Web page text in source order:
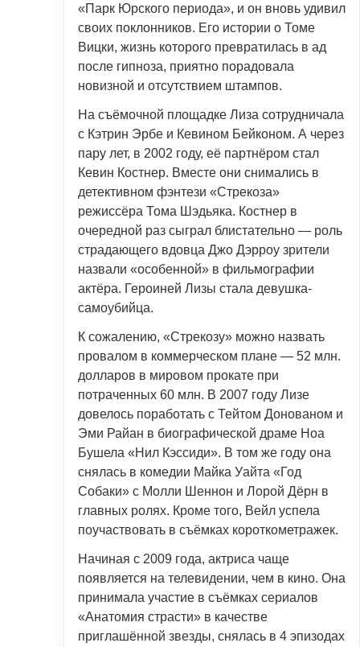
«Парк Юрского периода», и он вновь удивил
своих поклонников. Его истории о Томе
Вицки, жизнь которого превратилась в ад
после гипноза, приятно порадовала
новизной и отсутствием штампов.
На съёмочной площадке Лиза сотрудничала
с Кэтрин Эрбе и Кевином Бейконом. А через
пару лет, в 2002 году, её партнёром стал
Кевин Костнер. Вместе они снимались в
детективном фэнтези «Стрекоза»
режиссёра Тома Шэдьяка. Костнер в
очередной раз сыграл блистательно — роль
страдающего вдовца Джо Дэрроу зрители
назвали «особенной» в фильмографии
актёра. Героиней Лизы стала девушка-
самоубийца.
К сожалению, «Стрекозу» можно назвать
провалом в коммерческом плане — 52 млн.
долларов в мировом прокате при
потраченных 60 млн. В 2007 году Лизе
довелось поработать с Тейтом Донованом и
Эми Райан в биографической драме Ноа
Бушела «Нил Кэссиди». В том же году она
снялась в комедии Майка Уайта «Год
Собаки» с Молли Шеннон и Лорой Дёрн в
главных ролях. Кроме того, Вейл успела
поучаствовать в съёмках короткометражек.
Начиная с 2009 года, актриса чаще
появляется на телевидении, чем в кино. Она
принимала участие в съёмках сериалов
«Анатомия страсти» в качестве
приглашённой звезды, снялась в 4 эпизодах